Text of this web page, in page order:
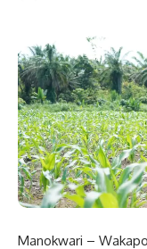
Manokwari –